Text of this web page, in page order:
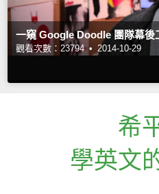
一窺 Google Doodle 團隊幕後
觀看次數：23794 • 2014-10-29
希
學英文